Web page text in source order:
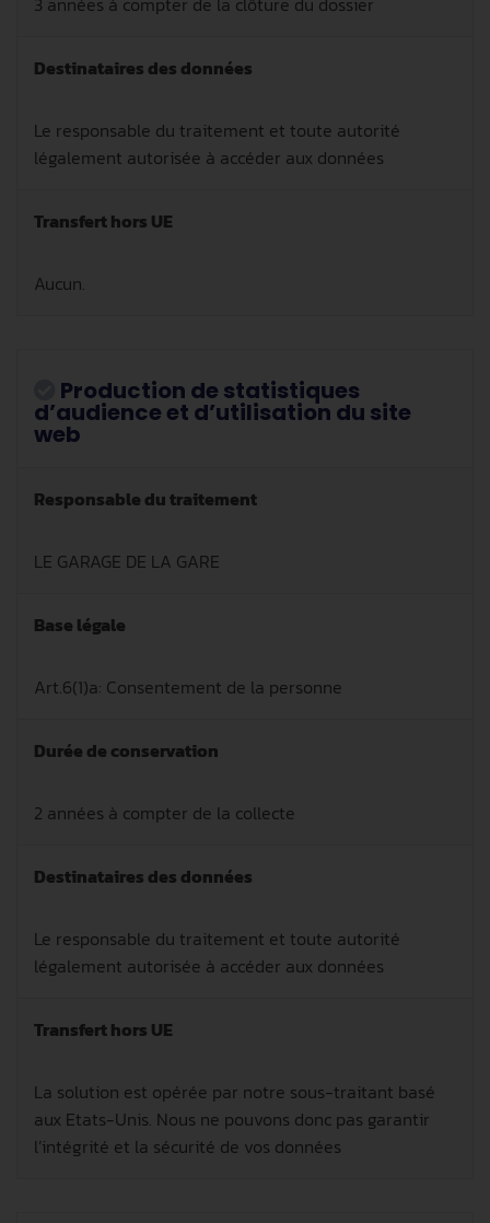
Destinataires des données
Le responsable du traitement et toute autorité
légalement autorisée à accéder aux données
Transfert hors UE
Aucun.
Production de statistiques
d’audience et d’utilisation du site
web
Responsable du traitement
LE GARAGE DE LA GARE
Base légale
Art.6(1)a: Consentement de la personne
Durée de conservation
2 années à compter de la collecte
Destinataires des données
Le responsable du traitement et toute autorité
légalement autorisée à accéder aux données
Transfert hors UE
La solution est opérée par notre sous-traitant basé
aux Etats-Unis. Nous ne pouvons donc pas garantir
l’intégrité et la sécurité de vos données